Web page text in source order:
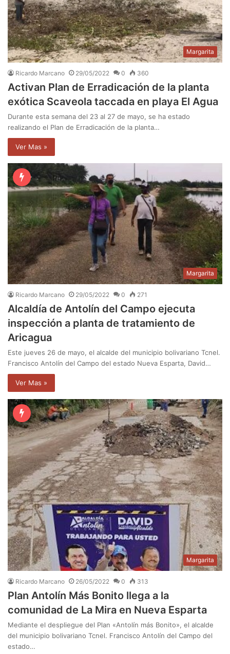
Margarita
Ricardo Marcano 29/05/2022 0 360
Activan Plan de Erradicación de la planta
exótica Scaveola taccada en playa El Agua
Durante esta semana del 23 al 27 de mayo, se ha estado
realizando el Plan de Erradicación de la planta…
Ver Mas »
Margarita
Ricardo Marcano 29/05/2022 0 271
Alcaldía de Antolín del Campo ejecuta
inspección a planta de tratamiento de
Aricagua
Este jueves 26 de mayo, el alcalde del municipio bolivariano Tcnel.
Francisco Antolín del Campo del estado Nueva Esparta, David…
Ver Mas »
Margarita
Ricardo Marcano 26/05/2022 0 313
Plan Antolín Más Bonito llega a la
comunidad de La Mira en Nueva Esparta
Mediante el despliegue del Plan «Antolín más Bonito», el alcalde
del municipio bolivariano Tcnel. Francisco Antolín del Campo del
estado…